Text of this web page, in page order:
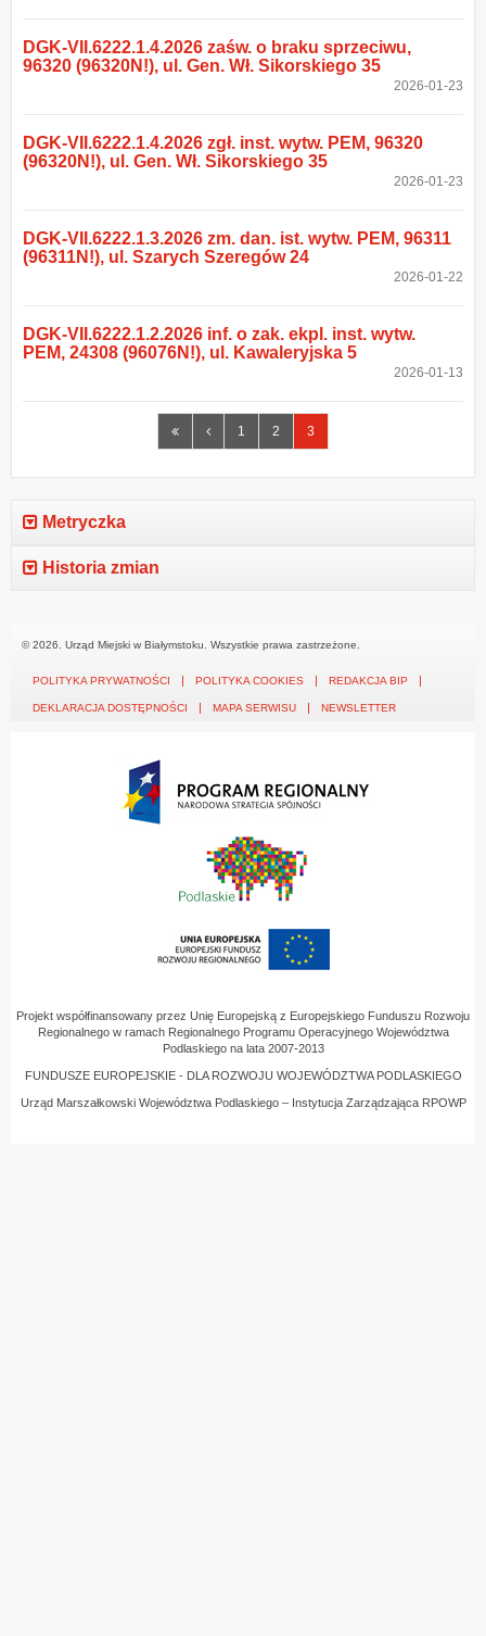
DGK-VII.6222.1.4.2026 zaśw. o braku sprzeciwu,
96320 (96320N!), ul. Gen. Wł. Sikorskiego 35
2026-01-23
DGK-VII.6222.1.4.2026 zgł. inst. wytw. PEM, 96320
(96320N!), ul. Gen. Wł. Sikorskiego 35
2026-01-23
DGK-VII.6222.1.3.2026 zm. dan. ist. wytw. PEM, 96311
(96311N!), ul. Szarych Szeregów 24
2026-01-22
DGK-VII.6222.1.2.2026 inf. o zak. ekpl. inst. wytw.
PEM, 24308 (96076N!), ul. Kawaleryjska 5
2026-01-13
PierwszaPoprzednia
1 2 3
Metryczka
Historia zmian
© 2026. Urząd Miejski w Białymstoku. Wszystkie prawa zastrzeżone.
POLITYKA PRYWATNOŚCI POLITYKA COOKIES REDAKCJA BIP
DEKLARACJA DOSTĘPNOŚCI MAPA SERWISU NEWSLETTER
Projekt współfinansowany przez Unię Europejską z Europejskiego Funduszu Rozwoju
Regionalnego w ramach Regionalnego Programu Operacyjnego Województwa
Podlaskiego na lata 2007-2013
FUNDUSZE EUROPEJSKIE - DLA ROZWOJU WOJEWÓDZTWA PODLASKIEGO
Urząd Marszałkowski Województwa Podlaskiego – Instytucja Zarządzająca RPOWP